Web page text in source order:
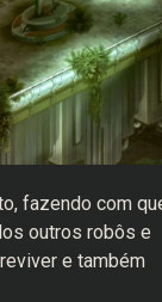
fazendo com
outros robôs e
e também